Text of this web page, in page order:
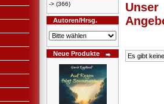
-> (366)
Autoren/Hrsg.
Neue Produkte
Unser
Es gibt